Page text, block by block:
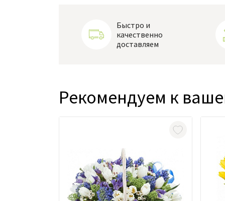
Быстро и
качественно
доставляем
Рекомендуем к